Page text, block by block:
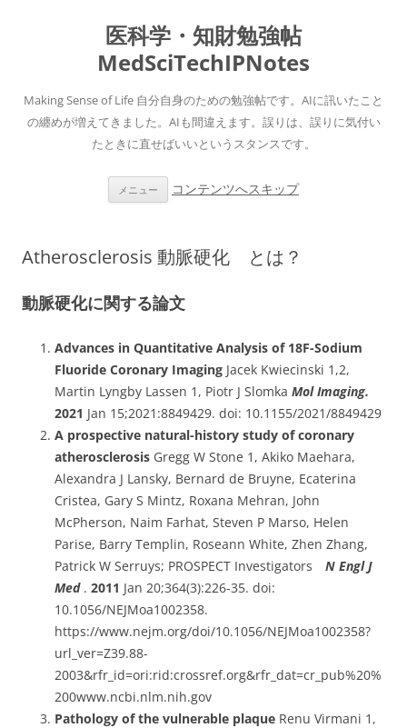
医科学・知財勉強帖
MedSciTechIPNotes
Making Sense of Life 自分自身のための勉強帖です。AIに訊いたこと
の纏めが増えてきました。AIも間違えます。誤りは、誤りに気付い
たときに直せばいいというスタンスです。
メニュー コンテンツへスキップ
Atherosclerosis 動脈硬化 とは？
動脈硬化に関する論文
Advances in Quantitative Analysis of 18F-Sodium
Fluoride Coronary Imaging Jacek Kwiecinski 1,2,
Martin Lyngby Lassen 1, Piotr J Slomka Mol Imaging.
2021 Jan 15;2021:8849429. doi: 10.1155/2021/8849429
A prospective natural-history study of coronary
atherosclerosis Gregg W Stone 1, Akiko Maehara,
Alexandra J Lansky, Bernard de Bruyne, Ecaterina
Cristea, Gary S Mintz, Roxana Mehran, John
McPherson, Naim Farhat, Steven P Marso, Helen
Parise, Barry Templin, Roseann White, Zhen Zhang,
Patrick W Serruys; PROSPECT Investigators N Engl J
Med . 2011 Jan 20;364(3):226-35. doi:
10.1056/NEJMoa1002358.
https://www.nejm.org/doi/10.1056/NEJMoa1002358?
url_ver=Z39.88-
2003&rfr_id=ori:rid:crossref.org&rfr_dat=cr_pub%20%
200www.ncbi.nlm.nih.gov
Pathology of the vulnerable plaque Renu Virmani 1,